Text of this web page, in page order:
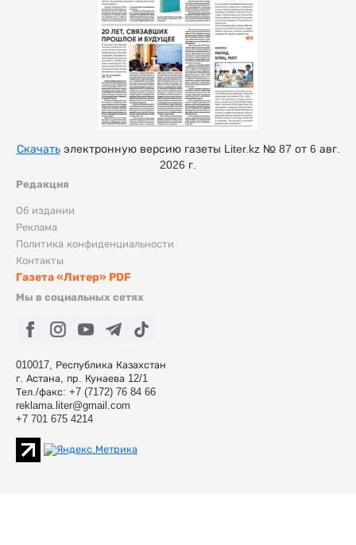
Редакция
Об издании
Реклама
Политика конфиденциальности
Контакты
Газета «Литер» PDF
Мы в социальных сетях
010017, Республика Казахстан
г. Астана, пр. Кунаева 12/1
Тел./факс: +7 (7172) 76 84 66
reklama.liter@gmail.com
+7 701 675 4214
Скачатьэлектронную версию газеты Liter.kz № 87 от 6 авг.
2026 г.